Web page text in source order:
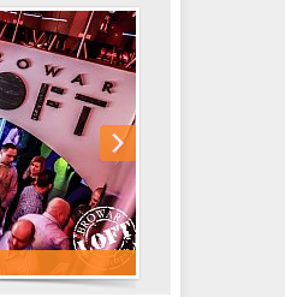
31.12.2018